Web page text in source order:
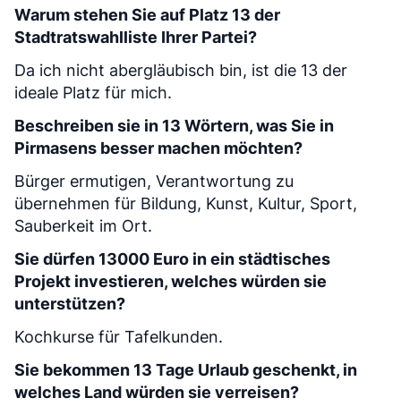
Warum stehen Sie auf Platz 13 der
Stadtratswahlliste Ihrer Partei?
Da ich nicht abergläubisch bin, ist die 13 der
ideale Platz für mich.
Beschreiben sie in 13 Wörtern, was Sie in
Pirmasens besser machen möchten?
Bürger ermutigen, Verantwortung zu
übernehmen für Bildung, Kunst, Kultur, Sport,
Sauberkeit im Ort.
Sie dürfen 13000 Euro in ein städtisches
Projekt investieren, welches würden sie
unterstützen?
Kochkurse für Tafelkunden.
Sie bekommen 13 Tage Urlaub geschenkt, in
welches Land würden sie verreisen?